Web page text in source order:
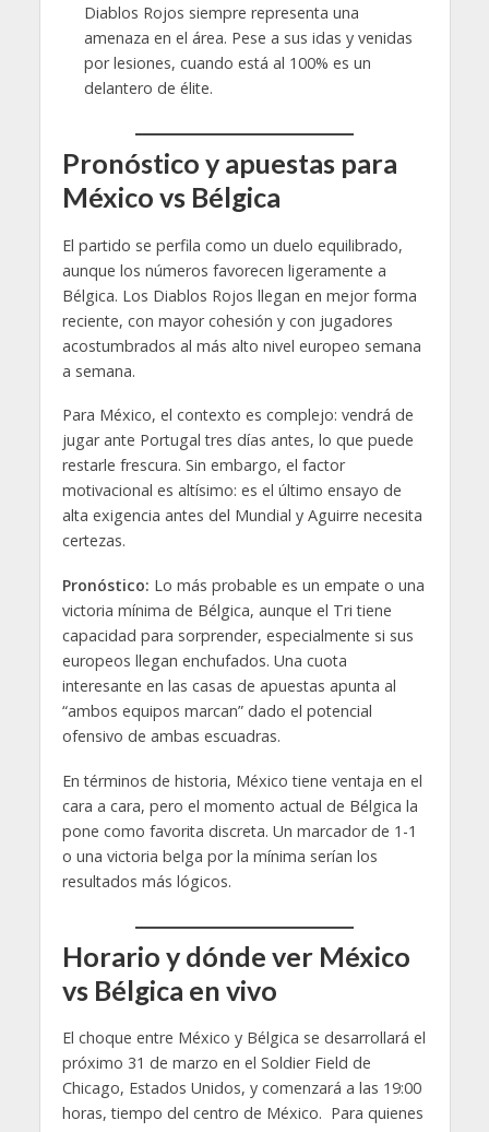
Diablos Rojos siempre representa una
amenaza en el área. Pese a sus idas y venidas
por lesiones, cuando está al 100% es un
delantero de élite.
Pronóstico y apuestas para
México vs Bélgica
El partido se perfila como un duelo equilibrado,
aunque los números favorecen ligeramente a
Bélgica. Los Diablos Rojos llegan en mejor forma
reciente, con mayor cohesión y con jugadores
acostumbrados al más alto nivel europeo semana
a semana.
Para México, el contexto es complejo: vendrá de
jugar ante Portugal tres días antes, lo que puede
restarle frescura. Sin embargo, el factor
motivacional es altísimo: es el último ensayo de
alta exigencia antes del Mundial y Aguirre necesita
certezas.
Pronóstico: Lo más probable es un empate o una
victoria mínima de Bélgica, aunque el Tri tiene
capacidad para sorprender, especialmente si sus
europeos llegan enchufados. Una cuota
interesante en las casas de apuestas apunta al
“ambos equipos marcan” dado el potencial
ofensivo de ambas escuadras.
En términos de historia, México tiene ventaja en el
cara a cara, pero el momento actual de Bélgica la
pone como favorita discreta. Un marcador de 1-1
o una victoria belga por la mínima serían los
resultados más lógicos.
Horario y dónde ver México
vs Bélgica en vivo
El choque entre México y Bélgica se desarrollará el
próximo 31 de marzo en el Soldier Field de
Chicago, Estados Unidos, y comenzará a las 19:00
horas, tiempo del centro de México. Para quienes